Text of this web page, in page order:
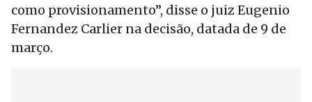
como provisionamento”, disse o juiz Eugenio
Fernandez Carlier na decisão, datada de 9 de
março.